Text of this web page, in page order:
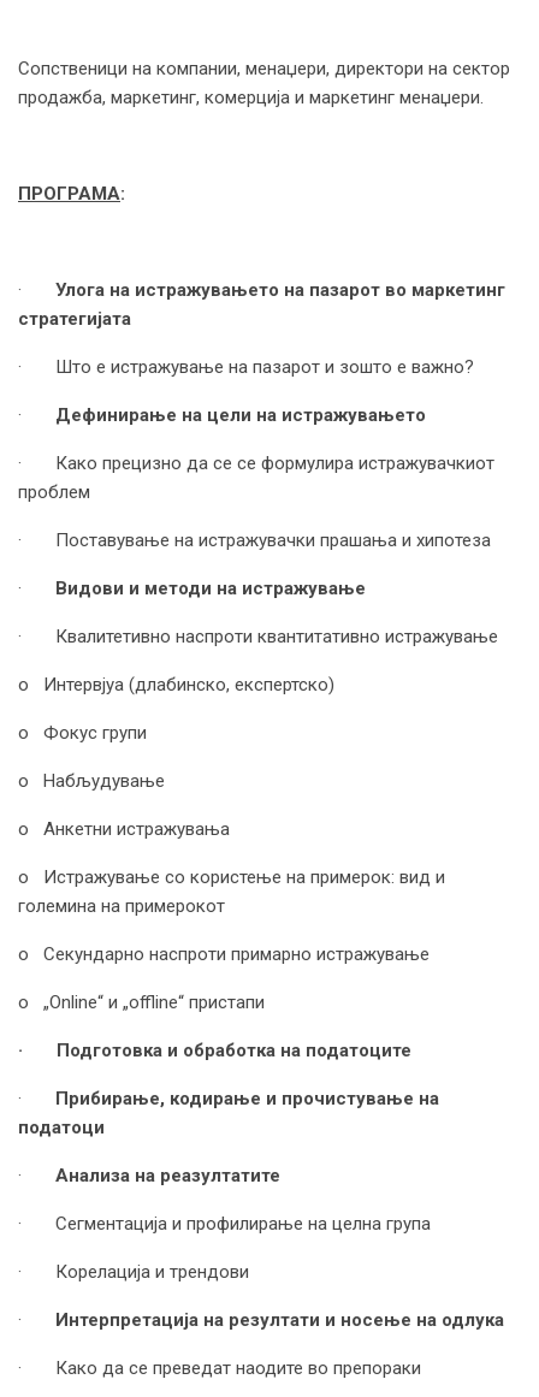
Сопственици на компании, менаџери, директори на сектор
продажба, маркетинг, комерција и маркетинг менаџери.
ПРОГРАМА:
· Улога на истражувањето на пазарот во маркетинг
стратегијата
· Што е истражување на пазарот и зошто е важно?
· Дефинирање на цели на истражувањето
· Како прецизно да се се формулира истражувачкиот
проблем
· Поставување на истражувачки прашања и хипотеза
· Видови и методи на истражување
· Квалитетивно наспроти квантитативно истражување
o Интервјуа (длабинско, експертско)
o Фокус групи
o Набљудување
o Анкетни истражувања
o Истражување со користење на примерок: вид и
големина на примерокот
o Секундарно наспроти примарно истражување
o „Online“ и „offline“ пристапи
· Подготовка и обработка на податоците
· Прибирање, кодирање и прочистување на
податоци
· Анализа на реазултатите
· Сегментација и профилирање на целна група
· Корелација и трендови
· Интерпретација на резултати и носење на одлука
· Како да се преведат наодите во препораки